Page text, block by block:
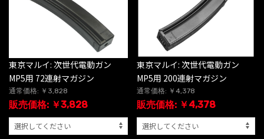
東京マルイ: 次世代電動ガン
MP5用 72連射マガジン
通常価格: ￥3,828
販売価格: ￥3,828
東京マルイ: 次世代電動ガン
MP5用 200連射マガジン
通常価格: ￥4,378
販売価格: ￥4,378